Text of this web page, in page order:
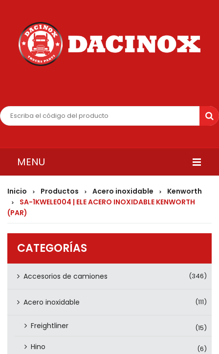
MENU
INICIO
QUIENES SOMOS
PRODUCTOS
CONTÁCTENOS
Inicio > Productos > Acero inoxidable > Kenworth
>
SA-1KWELE004 | ELE ACERO INOXIDABLE KENWORTH
(PAR)
CATEGORÍAS
Accesorios de camiones (346)
Acero inoxidable (111)
Freightliner (15)
Hino (6)